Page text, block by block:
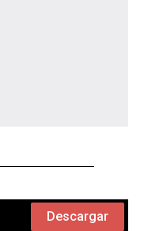
Descargar